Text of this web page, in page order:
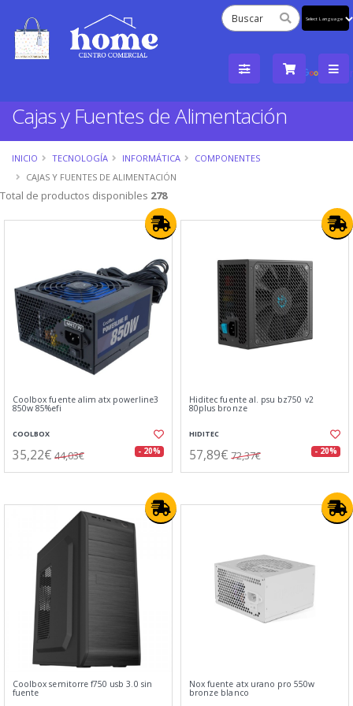
by
Cajas y Fuentes de Alimentación
INICIO TECNOLOGÍA INFORMÁTICA
COMPONENTES
CAJAS Y FUENTES DE ALIMENTACIÓN
Total de productos disponibles 278
Coolbox fuente alim atx powerline3
850w 85%efi
COOLBOX
35,22€ 44,03€ - 20%
Hiditec fuente al. psu bz750 v2
80plus bronze
HIDITEC
57,89€ 72,37€ - 20%
Coolbox semitorre f750 usb 3.0 sin
fuente
Nox fuente atx urano pro 550w
bronze blanco